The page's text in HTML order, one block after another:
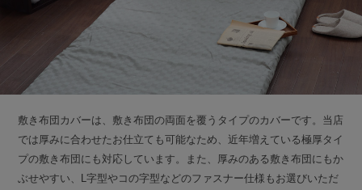
敷き布団カバーは、敷き布団の両面を覆うタイプのカバーです。当店
では厚みに合わせたお仕立ても可能なため、近年増えている極厚タイ
プの敷き布団にも対応しています。また、厚みのある敷き布団にもか
ぶせやすい、L字型やコの字型などのファスナー仕様もお選びいただ